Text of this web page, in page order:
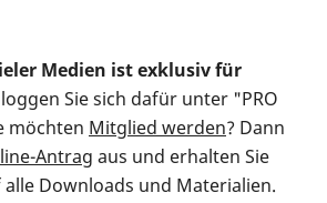
Medien ist exklusiv für
Sie sich dafür unter "PRO
möchten Mitglied werden? Dann
Antrag aus und erhalten Sie
Downloads und Materialien.